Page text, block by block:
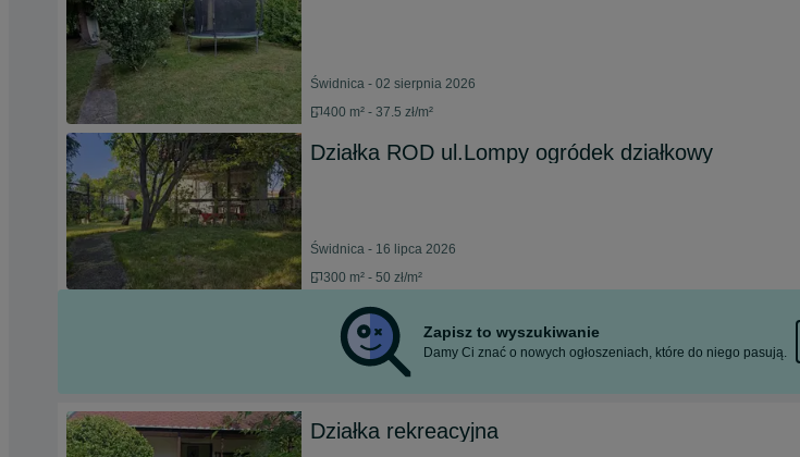
Świdnica - 02 sierpnia 2026
400 m² - 37.5 zł/m²
Działka ROD ul.Lompy ogródek działkowy
Świdnica - 16 lipca 2026
300 m² - 50 zł/m²
Zapisz to wyszukiwanie
Damy Ci znać o nowych ogłoszeniach, które do niego pasują.
Działka rekreacyjna